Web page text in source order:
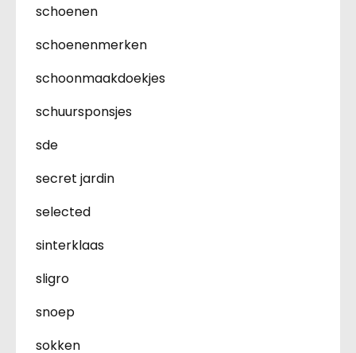
schoenen
schoenenmerken
schoonmaakdoekjes
schuursponsjes
sde
secret jardin
selected
sinterklaas
sligro
snoep
sokken